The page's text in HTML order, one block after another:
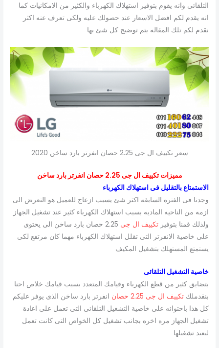
التلقائى وانه يقوم بتوفير استهلاك الكهرباء والكثير من الامكانيات كما
انه يقدم لكم افضل الاسعار عند حصولك عليه ولكى تعرف عنه اكثر
نقدم لكم تلك المقاله يتم توضيح كل شئ بها
سعر تكييف ال جى 2.25 حصان انفرتر بارد ساخن 2020
مميزات تكييف ال جى 2.25 حصان انفرتر بارد ساخن
الاستمتاع بالتقليل فى استهلاك الكهرباء
وجدنا فى الفتره السابقه اكثر شئ يسبب ازعاج للعميل هو التعرض الى
ازمه من الناحيه الماديه بسبب استهلاك الكهرباء كثير عند تشغيل الجهاز
ولذلك قمنا بتوفيرتكييف ال جى
2.25 حصان بارد ساخن الى يحتوى
على خاصية الانفرتر التى تقلل استهلاك الكهرباء مهما كان مرتفع لكى
يستمتع المستهلك بتشغيل المكيف
خاصية التشغيل التلقائى
بتضايق كثير من قطع الكهرباء وقيامك المتعدد بسبب قيامك خلاص احنا
بنقدملكتكييف ال جى 2.25 حصان
انفرتر بارد ساخن الذى يوفر عليكم
كل هذا باحتوائه على خاصية التشغيل التلقائى التى تعمل على اعادة
تشغيل الجهاز مره اخره بجانب تشغيل كل الخواص التى كانت تعمل
ليعيد تشغيلها